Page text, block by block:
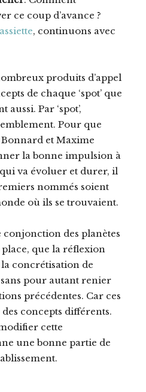
ce coup d’avance ?
, continuons avec
produits d’appel
de chaque ‘spot’ que
aussi. Par ‘spot’,
Pour que
et Maxime
la bonne impulsion à
va évoluer et durer, il
nommés soient
où ils se trouvaient.
conjonction des planètes
que la réflexion
la concrétisation de
pour autant renier
précédentes. Car ces
concepts différents.
cette
une bonne partie de